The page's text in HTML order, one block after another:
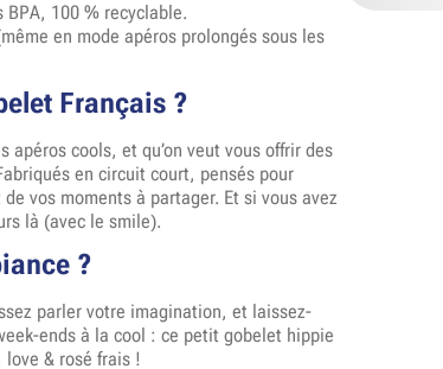
100 % recyclable.
en mode apéros prolongés sous les
Français ?
apéros cools, et qu’on veut vous offrir des
en circuit court, pensés pour
vos moments à partager. Et si vous avez
là (avec le smile).
?
parler votre imagination, et laissez-
ends à la cool : ce petit gobelet hippie
& rosé frais !